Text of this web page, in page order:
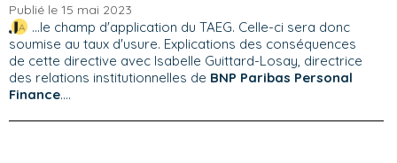
Publié le 15 mai 2023
...le champ d'application du TAEG. Celle-ci sera donc
soumise au taux d'usure. Explications des conséquences
de cette directive avec Isabelle Guittard-Losay, directrice
des relations institutionnelles de BNP Paribas Personal
Finance....